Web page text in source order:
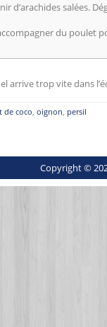
d’arachides salées.
du poulet
arrive trop vite dans
de coco, oignon, persil
Copyright ©